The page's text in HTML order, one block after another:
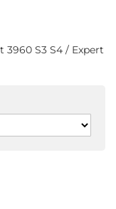
3960 S3 S4 / Expert